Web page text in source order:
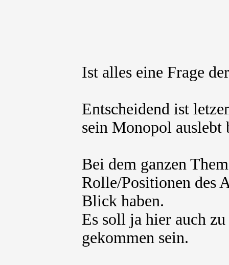
Ist alles eine Frage
Entscheidend ist
sein Monopol
Bei dem ganzen
Rolle/Positionen des
Blick haben.
Es soll ja hier auch
gekommen sein.